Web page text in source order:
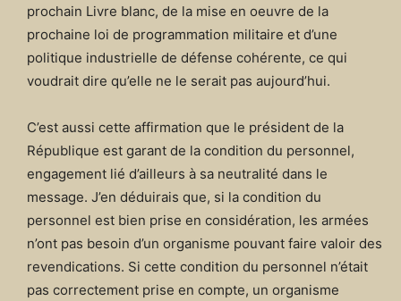
prochain Livre blanc, de la mise en oeuvre de la
prochaine loi de programmation militaire et d’une
politique industrielle de défense cohérente, ce qui
voudrait dire qu’elle ne le serait pas aujourd’hui.
C’est aussi cette affirmation que le président de la
République est garant de la condition du personnel,
engagement lié d’ailleurs à sa neutralité dans le
message. J’en déduirais que, si la condition du
personnel est bien prise en considération, les armées
n’ont pas besoin d’un organisme pouvant faire valoir des
revendications. Si cette condition du personnel n’était
pas correctement prise en compte, un organisme